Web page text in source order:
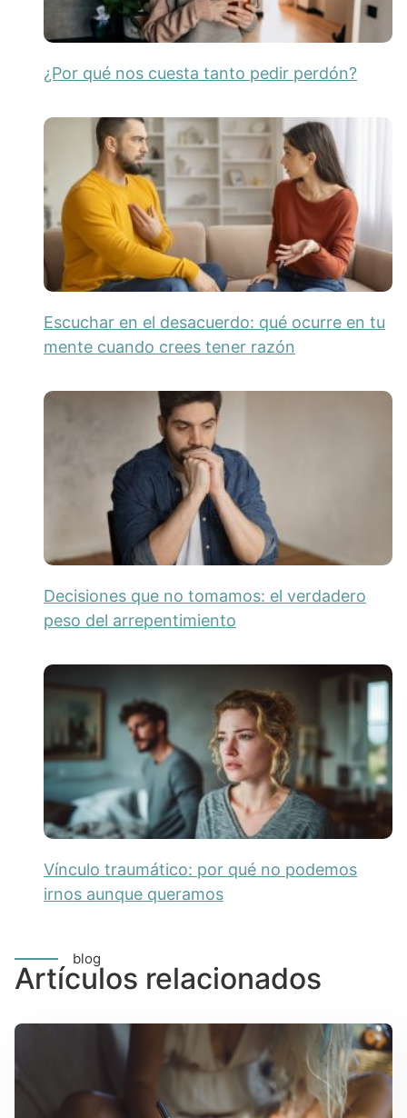
¿Por qué nos cuesta tanto pedir perdón?
Escuchar en el desacuerdo: qué ocurre en tu
mente cuando crees tener razón
Decisiones que no tomamos: el verdadero
peso del arrepentimiento
Vínculo traumático: por qué no podemos
irnos aunque queramos
blog
Artículos relacionados